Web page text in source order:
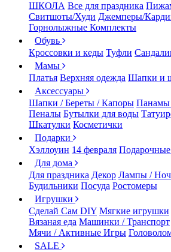
ШКОЛА Все для праздника
Свитшоты/Худи Джемперы/
Горнолыжные Комплекты
Обувь
Кроссовки и кеды Туфли
Мамы
Платья Верхняя одежда Шапки и
Аксессуары
Шапки / Береты / Капоры Панамы
Пеналы Бутылки для воды
Шкатулки Косметички
Подарки
Хэллоуин 14 февраля
Для дома
Для праздника Декор Лампы /
Будильники Посуда Ростомеры
Игрушки
Сделай Сам DIY Мягкие игрушки
Вязаная еда Машинки / Транспорт
Мячи / Активные Игры
SALE